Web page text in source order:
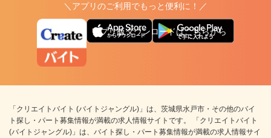
＼アプリのご利用でもっと便利に！／
アプリ版ダウンロードはこちらから
「クリエイトバイト (バイトジャングル)」は、茨城県水戸市・その他のバイ
ト探し・パート募集情報が満載の求人情報サイトです。 「クリエイトバイト
(バイトジャングル)」は、バイト探し・パート募集情報が満載の求人情報サイ